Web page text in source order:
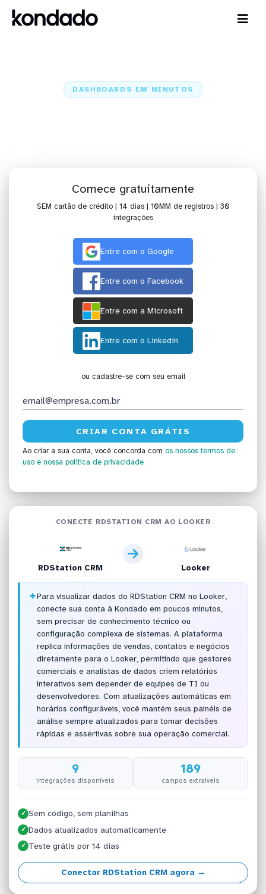
DASHBOARDS EM MINUTOS
Comece gratuitamente
SEM cartão de crédito | 14 dias | 10MM de registros | 30
integrações
Entre com o Google
Entre com o Facebook
Entre com a Microsoft
Entre com o Linkedin
ou cadastre-se com seu email
Ao criar a sua conta, você concorda com os nossos termos de
uso e nossa política de privacidade
CONECTE RDSTATION CRM AO LOOKER
RDStation CRM Looker
✦Para visualizar dados do RDStation CRM no Looker,
conecte sua conta à Kondado em poucos minutos,
sem precisar de conhecimento técnico ou
configuração complexa de sistemas. A plataforma
replica informações de vendas, contatos e negócios
diretamente para o Looker, permitindo que gestores
comerciais e analistas de dados criem relatórios
interativos sem depender de equipes de TI ou
desenvolvedores. Com atualizações automáticas em
horários configuráveis, você mantém seus painéis de
análise sempre atualizados para tomar decisões
rápidas e assertivas sobre sua operação comercial.
9
integrações disponíveis
189
campos extraíveis
✓ Sem código, sem planilhas
✓ Dados atualizados automaticamente
✓ Teste grátis por 14 dias
Conectar RDStation CRM agora →